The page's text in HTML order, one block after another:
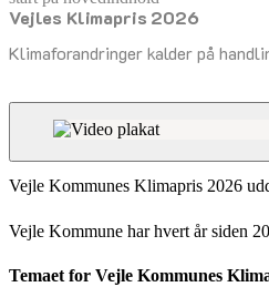
Vejles Klimapris 2026
Klimaforandringer kalder på
senest opdateret 28. juli 2026
Vejle Kommunes
Vejle Kommunes Klimapris 2026
Vejle Kommune har hvert år siden
Temaet for Vejle Kommunes